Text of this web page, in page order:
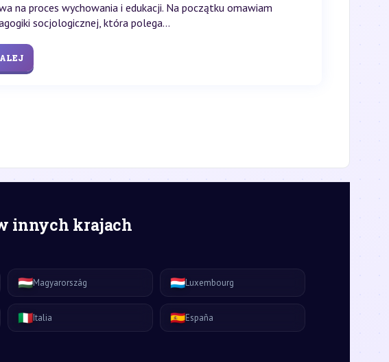
na proces wychowania i edukacji. Na początku omawiam
socjologicznej, która polega...
innych krajach
🇭🇺Magyarország 🇱🇺Luxembourg
🇮🇹Italia 🇪🇸España